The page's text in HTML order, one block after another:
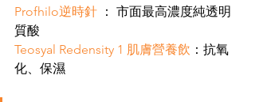
Profhilo逆時針 ： 市面最高濃度純透明
質酸
Teosyal Redensity 1 肌膚營養飲 ：抗氧
化、保濕